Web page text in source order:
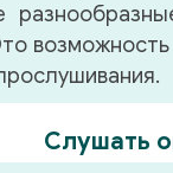
Слушать